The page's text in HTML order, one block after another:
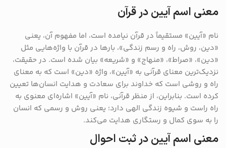
معنی اسم آیین در قرآن
نام «آیین» مستقیماً در قرآن نیامده است، اما مفهوم آن، یعنی
«دین، روش، راه و رسم زندگی»، بارها در قرآن با واژه‌هایی مثل
«دین»، «صراط»، «منهاج» و «شریعه» بیان شده است. در حقیقت،
نزدیک‌ترین معنای قرآنی به «آیین»، واژه «دین» است که به معنای
راه و روشی است که خداوند برای سعادت و هدایت انسان‌ها تعیین
کرده است. بنابراین، از منظر قرآنی، نام «آیین» اشاره‌ای معنوی به
راه راست و شیوه زندگی الهی دارد؛ یعنی روش و رسمی که انسان
را به سوی کمال و رستگاری هدایت می‌کند.
معنی اسم آیین در ثبت احوال